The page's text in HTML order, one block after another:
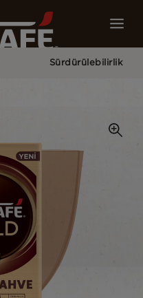
Sürdürülebilirlik